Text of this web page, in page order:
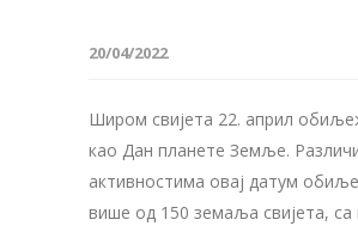
20/04/2022
Широм свијета 22. април
као Дан планете Земље.
активностима овај датум
више од 150 земаља свијета,